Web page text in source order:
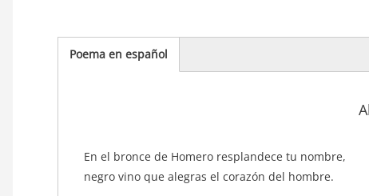
Poema en español
En el bronce de Homero resplandece tu nombre,
negro vino que alegras el corazón del hombre.